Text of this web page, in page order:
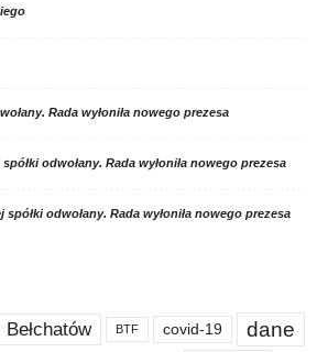
Rada wyłoniła nowego prezesa
odwołany. Rada wyłoniła nowego prezesa
spółki odwołany. Rada wyłoniła nowego prezesa
Bełchatów BTF covid-19 dane